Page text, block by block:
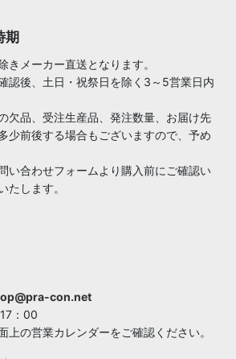
期
きメーカー直送となります。
認後、土日・祝祭日を除く3～5営業日内
欠品、受注生産品、発注数量、お届け先
少前後する場合もございますので、予め
い合わせフォームより購入前にご確認い
たします。
con.net
：00
上の営業カレンダーをご確認ください。